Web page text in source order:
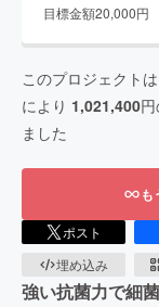
目標金額20,000円
このプロジェクトは
により 1,021,400
ました
も
ポスト
埋め込み
強い抗菌力で細